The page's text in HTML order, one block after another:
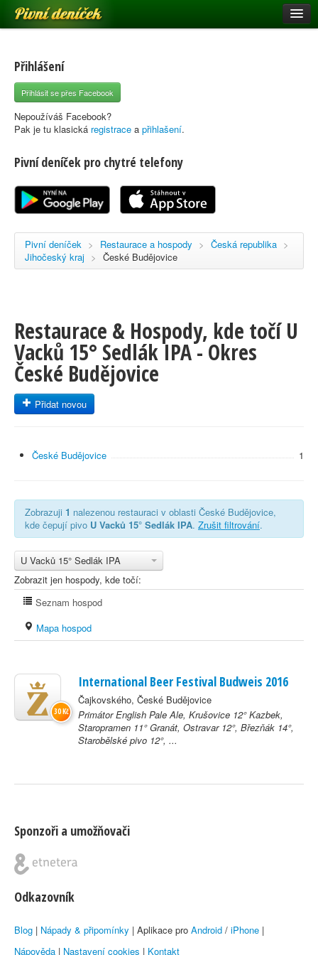
Pivní deníček
Pivní mapa
Pivní značky
Nápověda
Registrace
Přihlášení
Přihlásit se přes Facebook
Nepoužíváš Facebook?
Pak je tu klasická registrace a přihlašení.
Pivní deníček pro chytré telefony
Pivní deníček > Restaurace a hospody > Česká republika >
Jihočeský kraj > České Budějovice
Restaurace & Hospody, kde točí U
Vacků 15° Sedlák IPA - Okres
České Budějovice
Přidat novou
České Budějovice 1
Zobrazuji 1 nalezenou restauraci v oblasti České Budějovice,
kde čepují pivo U Vacků 15° Sedlák IPA. Zrušit filtrování.
U Vacků 15° Sedlák IPA
Zobrazit jen hospody, kde točí:
Seznam hospod
Mapa hospod
International Beer Festival Budweis 2016
Čajkovského, České Budějovice
Primátor English Pale Ale, Krušovice 12° Kazbek,
Staropramen 11° Granát, Ostravar 12°, Březňák 14°,
Starobělské pivo 12°, ...
30 Kč
Sponzoři a umožňovači
Odkazovník
Blog | Nápady & připomínky | Aplikace pro Android / iPhone |
Nápověda | Nastavení cookies | Kontakt